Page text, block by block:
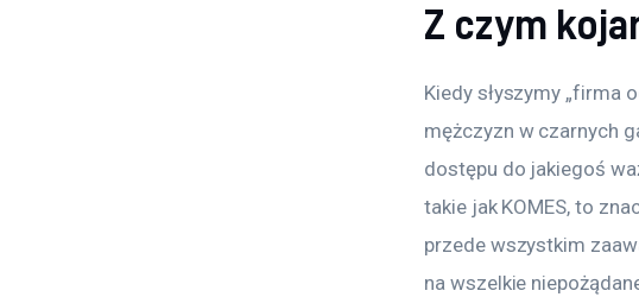
Z czym
Kiedy słyszymy „firma
mężczyzn w czarnych
dostępu do jakiegoś
takie jak KOMES, to
przede wszystkim
na wszelkie